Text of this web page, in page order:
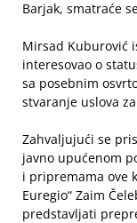
Barjak, smatraće
Mirsad Kuburović
interesovao o
sa posebnim
stvaranje uslova
Zahvaljujući se
javno upućenom
i pripremama ove
Euregio“ Zaim
predstavljati